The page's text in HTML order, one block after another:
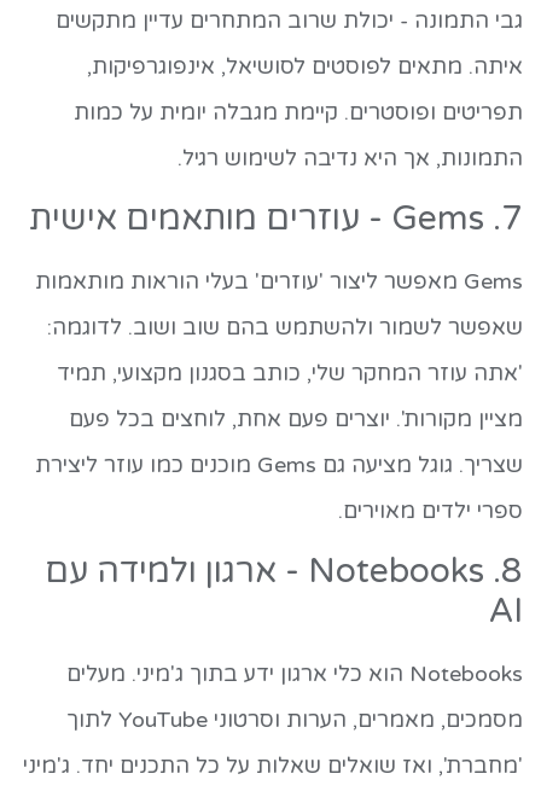
גבי התמונה - יכולת שרוב המתחרים עדיין מתקשים
איתה. מתאים לפוסטים לסושיאל, אינפוגרפיקות,
תפריטים ופוסטרים. קיימת מגבלה יומית על כמות
התמונות, אך היא נדיבה לשימוש רגיל.
7. Gems - עוזרים מותאמים אישית
Gems מאפשר ליצור 'עוזרים' בעלי הוראות מותאמות
שאפשר לשמור ולהשתמש בהם שוב ושוב. לדוגמה:
'אתה עוזר המחקר שלי, כותב בסגנון מקצועי, תמיד
מציין מקורות'. יוצרים פעם אחת, לוחצים בכל פעם
שצריך. גוגל מציעה גם Gems מוכנים כמו עוזר ליצירת
ספרי ילדים מאוירים.
8. Notebooks - ארגון ולמידה עם
AI
Notebooks הוא כלי ארגון ידע בתוך ג'מיני. מעלים
מסמכים, מאמרים, הערות וסרטוני YouTube לתוך
'מחברת', ואז שואלים שאלות על כל התכנים יחד. ג'מיני